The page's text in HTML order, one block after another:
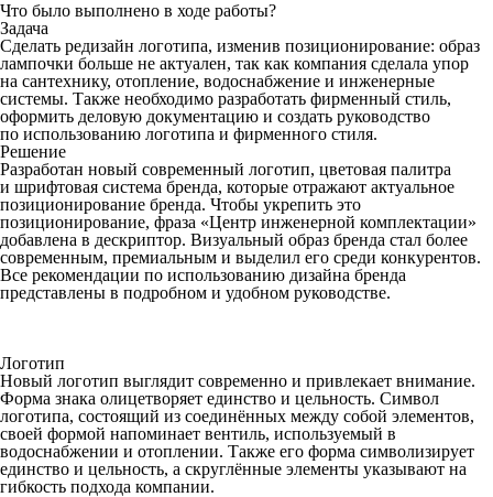
Что было выполнено в ходе работы?
Задача
Сделать редизайн логотипа, изменив позиционирование: образ
лампочки больше не актуален, так как компания сделала упор
на сантехнику, отопление, водоснабжение и инженерные
системы. Также необходимо разработать фирменный стиль,
оформить деловую документацию и создать руководство
по использованию логотипа и фирменного стиля.
Решение
Разработан новый современный логотип, цветовая палитра
и шрифтовая система бренда, которые отражают актуальное
позиционирование бренда. Чтобы укрепить это
позиционирование, фраза «Центр инженерной комплектации»
добавлена в дескриптор. Визуальный образ бренда стал более
современным, премиальным и выделил его среди конкурентов.
Все рекомендации по использованию дизайна бренда
представлены в подробном и удобном руководстве.
Логотип
Новый логотип выглядит современно и привлекает внимание.
Форма знака олицетворяет единство и цельность. Символ
логотипа, состоящий из соединённых между собой элементов,
своей формой напоминает вентиль, используемый в
водоснабжении и отоплении. Также его форма символизирует
единство и цельность, а скруглённые элементы указывают на
гибкость подхода компании.